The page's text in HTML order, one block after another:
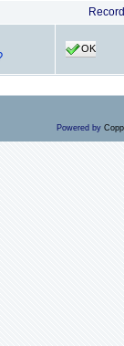
OK
Powered by